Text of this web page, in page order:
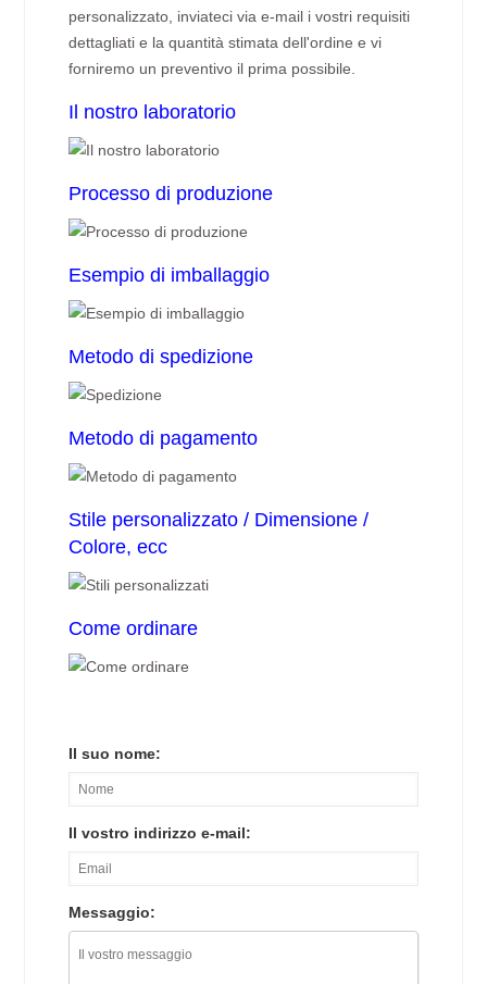
personalizzato, inviateci via e-mail i vostri requisiti
dettagliati e la quantità stimata dell'ordine e vi
forniremo un preventivo il prima possibile.
Il nostro laboratorio
Processo di produzione
Esempio di imballaggio
Metodo di spedizione
Metodo di pagamento
Stile personalizzato / Dimensione /
Colore, ecc
Come ordinare
Il suo nome:
Il vostro indirizzo e-mail:
Messaggio: